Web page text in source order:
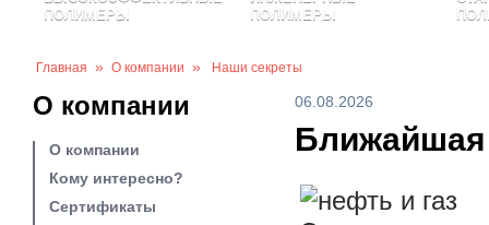
ПОЛИМЕРЫ
ПОЛИМЕРЫ
Главная » О компании » Наши секреты
О компании
О компании
Кому интересно?
Сертификаты
06.08.2026
Ближайшая